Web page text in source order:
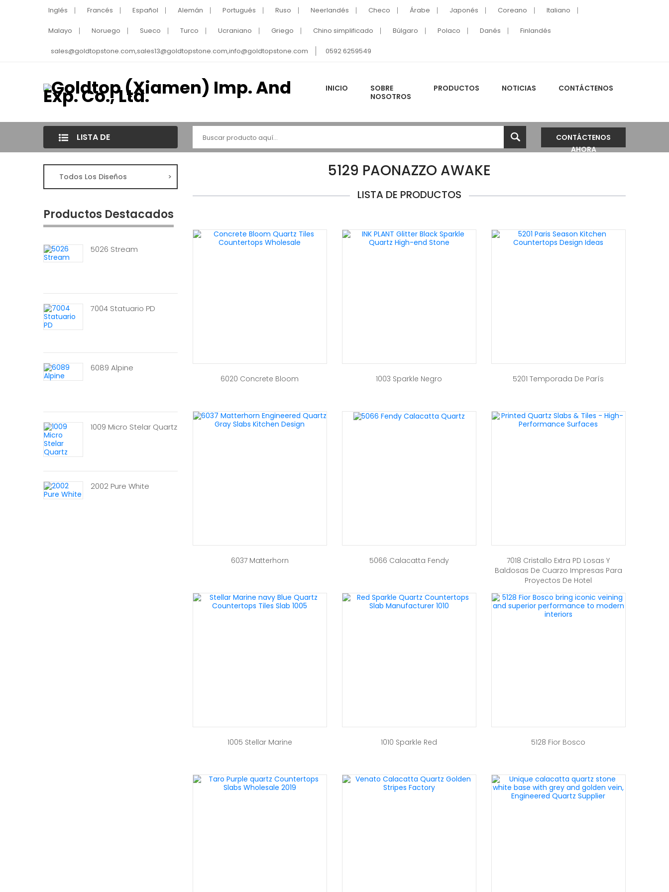
Inglés Francés Español Alemán Portugués Ruso Neerlandés Checo Árabe Japonés Coreano Italiano
Malayo Noruego Sueco Turco Ucraniano Griego Chino simplificado Búlgaro Polaco Danés Finlandés
sales@goldtopstone.com,sales13@goldtopstone.com,info@goldtopstone.com 0592 6259549
INICIO
SOBRE
NOSOTROS
PRODUCTOS NOTICIAS CONTÁCTENOS
LISTA DE
CONTÁCTENOS
AHORA
Todos Los Diseños >
Productos Destacados
5026 Stream
7004 Statuario PD
6089 Alpine
1009 Micro Stelar Quartz
2002 Pure White
5129 PAONAZZO AWAKE
LISTA DE PRODUCTOS
6020 Concrete Bloom 1003 Sparkle Negro 5201 Temporada De París
6037 Matterhorn 5066 Calacatta Fendy
7018 Cristallo Extra PD Losas Y
Baldosas De Cuarzo Impresas Para
Proyectos De Hotel
1005 Stellar Marine 1010 Sparkle Red 5128 Fior Bosco